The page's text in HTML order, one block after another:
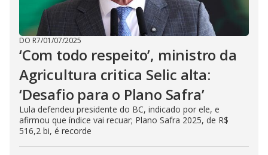
DO R7/01/07/2025
‘Com todo respeito’, ministro da
Agricultura critica Selic alta:
‘Desafio para o Plano Safra’
Lula defendeu presidente do BC, indicado por ele, e
afirmou que índice vai recuar; Plano Safra 2025, de R$
516,2 bi, é recorde